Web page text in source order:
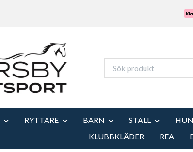
RYTTARE BARN STALL
KLUBBKLÄDER
REA